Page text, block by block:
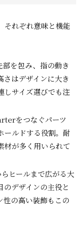
それぞれ意味と機能
部を包み、指の動き
さはデザインに大き
しサイズ選びでも注
をつなぐパーツ
ールドする役割。耐
材が多く用いられて
ヒールまで広がる大
のデザインの主役と
性の高い装飾もこの